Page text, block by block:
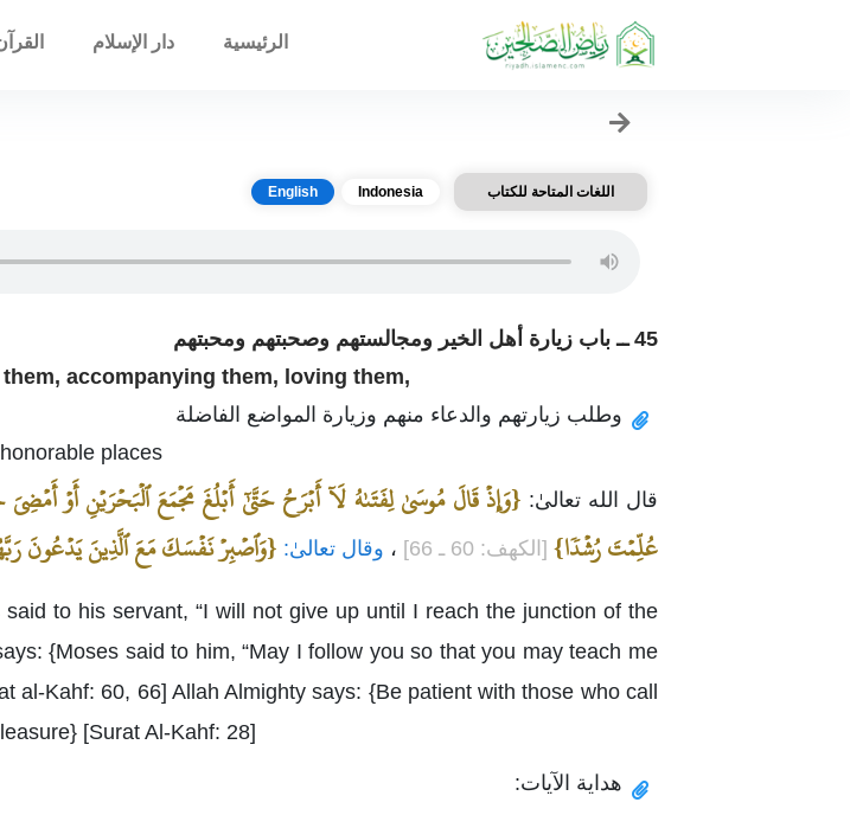
الرئيسية دار الإسلام
اللغات المتاحة للكتاب Indonesia
English
45 ــ باب زيارة أهل الخير ومجالستهم وصحبتهم ومحبتهم
accompanying them, loving them,
وطلب زيارتهم والدعاء منهم وزيارة المواضع الفاضلة
places
قال الله تعالىٰ: {وَإِذۡ قَالَ مُوسَىٰ لِفَتَىٰهُ لَآ أَبۡرَحُ حَتَّىٰٓ أَبۡلُغَ مَجۡمَعَ ٱلۡبَحۡرَيۡنِ أَوۡ
عُلِّمۡتَ رُشۡدٗا} [الكهف: 60 ـ 66] ، وقال تعالىٰ: {وَٱصۡبِرۡ نَفۡسَكَ مَعَ ٱلَّذِينَ يَدۡعُونَ
to his servant, “I will not give up until I reach the junction of the
{Moses said to him, “May I follow you so that you may teach me
al-Kahf: 60, 66] Allah Almighty says: {Be patient with those who call
[Surat Al-Kahf: 28]
هداية الآيات: